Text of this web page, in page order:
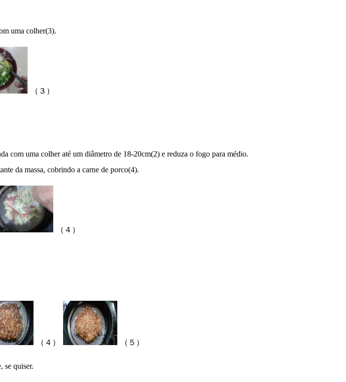
uma colher(3).
（３）
com uma colher até um diâmetro de 18-20cm(2) e reduza o fogo para médio.
da massa, cobrindo a carne de porco(4).
（４）
（４） （５）
se quiser.